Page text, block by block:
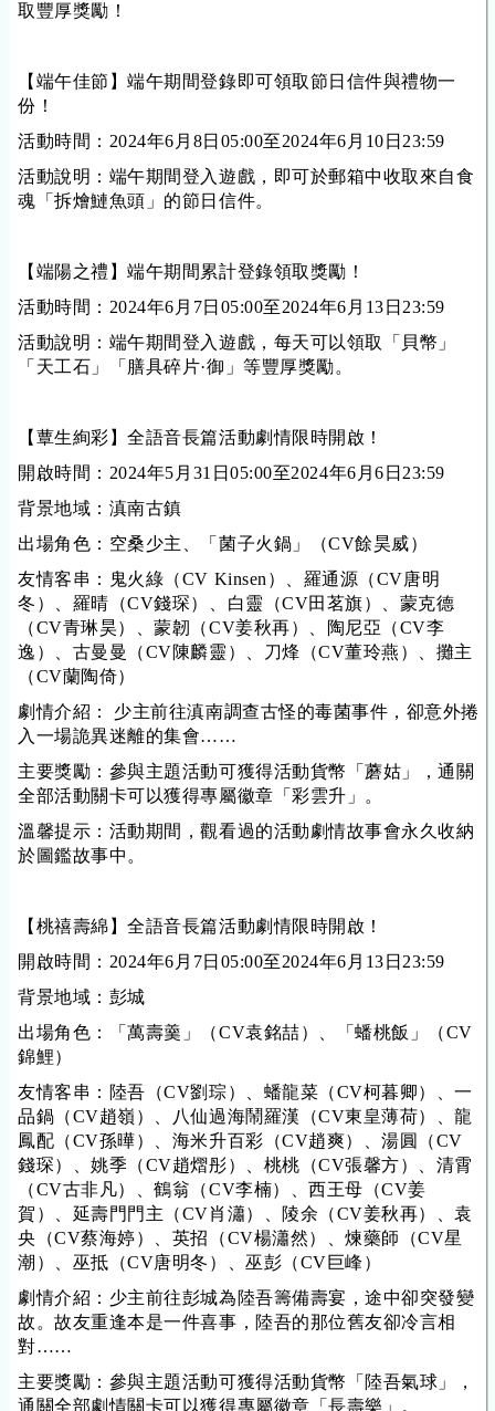
取豐厚獎勵！
【端午佳節】端午期間登錄即可領取節日信件與禮物一
份！
活動時間：2024年6月 8日05:00至2024年6月10 日23:59
活動說明：端午期間登入遊戲，即可於郵箱中收取來自食
魂「拆燴鰱魚頭」的節日信件。
【端陽之禮 】端午期間累計登錄領取獎勵！
活動時間： 2024年6月7日05:00至2024年6月13日23:59
活動說明：端午期間登入遊戲，每天可以領取
「 貝幣 」
「 天工石 」「 膳具碎片·御 」等豐厚獎勵。
【蕈生絢彩】全語音長篇活動劇情限時開啟！
開啟時間： 2024年5月 31 日05:00至2024年6月6 日23:59
背景地域：滇南古鎮
出場角色：空桑少主、「菌子火鍋」（CV餘昊威）
友情客串：鬼火綠（CV Kinsen）、羅通源（CV唐明
冬）、羅晴（CV錢琛）、白靈（CV田茗旗）、蒙克德
（CV青琳昊）、蒙韌（CV姜秋再）、陶尼亞（CV李
逸）、古曼曼（CV陳麟靈）、刀烽（CV董玲燕）、攤主
（CV蘭陶倚）
劇情介紹： 少主前往滇南調查古怪的毒菌事件，卻意外捲
入一場詭異迷離的集會……
主要獎勵：參與主題活動可獲得活動貨幣「蘑姑」，通關
全部活動關卡可以獲得專屬徽章「彩雲升」。
溫馨提示：活動期間，觀看過的活動劇情故事會永久收納
於圖鑑故事中。
【桃禧壽綿】全語音長篇活動劇情限時開啟！
開啟時間： 2024年6月7日05:00至2024年6月13日23:59
背景地域：彭城
出場角色：「萬壽羹」（CV袁銘喆）、「蟠桃飯」（CV
錦鯉）
友情客串：陸吾（CV劉琮）、蟠龍菜（CV柯暮卿）、一
品鍋（CV趙嶺）、八仙過海鬧羅漢（CV東皇薄荷）、龍
鳳配（CV孫曄）、海米升百彩（CV趙爽）、湯圓（CV
錢琛）、姚季（CV趙熠彤）、桃桃（CV張馨方）、清霄
（CV古非凡）、鶴翁（CV李楠）、西王母（CV姜
賀）、延壽門門主（CV肖瀟）、陵余（CV姜秋再）、袁
央（CV蔡海婷）、英招（CV楊瀟然）、煉藥師（CV星
潮）、巫抵（CV唐明冬）、巫彭（CV巨峰）
劇情介紹：少主前往彭城為陸吾籌備壽宴，途中卻突發變
故。故友重逢本是一件喜事，陸吾的那位舊友卻冷言相
對……
主要獎勵：參與主題活動可獲得活動貨幣「陸吾氣球」，
通關全部劇情關卡可以獲得專屬徽章「長壽樂」。